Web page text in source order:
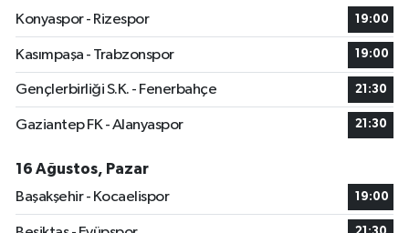
Konyaspor - Rizespor
19:00
Kasımpaşa - Trabzonspor 19:00
Gençlerbirliği S.K. - Fenerbahçe 21:30
Gaziantep FK - Alanyaspor 21:30
16 Ağustos, Pazar
Başakşehir - Kocaelispor
19:00